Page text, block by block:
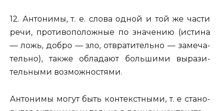
12. Ан­то­ни­мы, т. е. слова одной и той же части
речи, про­ти­во­по­лож­ные по зна­че­нию (ис­ти­на
— ложь, добро — зло, от­вра­ти­тель­но — за­ме­ча­
тель­но), также об­ла­да­ют боль­ши­ми вы­ра­зи­
тель­ны­ми воз­мож­но­стя­ми.
Ан­то­ни­мы могут быть кон­текст­ны­ми, т. е ста­но­